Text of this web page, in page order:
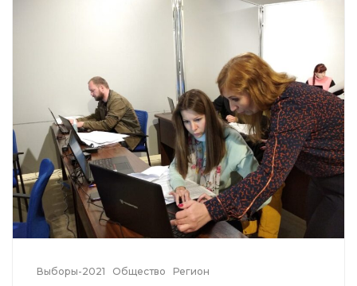
Выборы-2021 Общество Регион